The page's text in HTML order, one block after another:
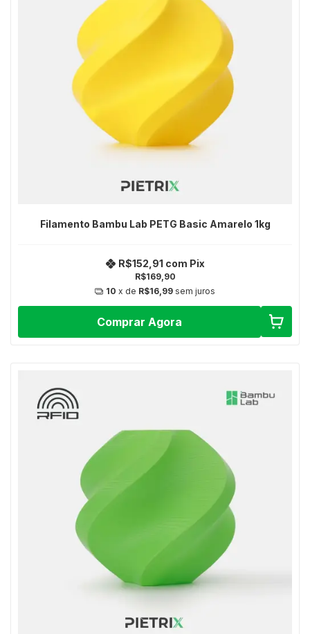
Filamento Bambu Lab PETG Basic Amarelo 1kg
R$169,90
R$152,91 com Pix
10 x de R$16,99 sem juros
Comprar Agora